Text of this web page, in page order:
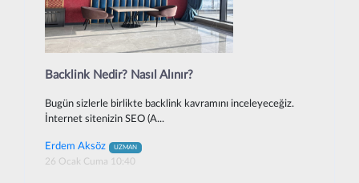
Backlink Nedir? Nasıl Alınır?
Bugün sizlerle birlikte backlink kavramını inceleyeceğiz.
İnternet sitenizin SEO (A...
Erdem Aksöz UZMAN
26 Ocak Cuma 10:40